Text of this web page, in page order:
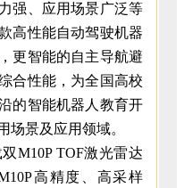
强、应用场景广泛等
高性能自动驾驶机器
更智能的自主导航避
合性能，为全国高校
的智能机器人教育开
场景及应用领域。
M10P TOF激光雷达
高精度、高采样